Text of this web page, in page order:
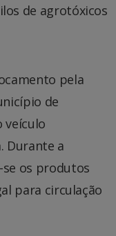
de agrotóxicos
pela
de
veículo
Durante a
os produtos
para circulação